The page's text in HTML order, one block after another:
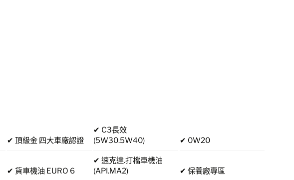
✔ 頂級金 四大車廠認證
✔ C3長效
(5W30.5W40)
✔ 0W20
✔ 貨車機油 EURO 6
✔ 速克達.打檔車機油
(API.MA2)
✔ 保養廠專區